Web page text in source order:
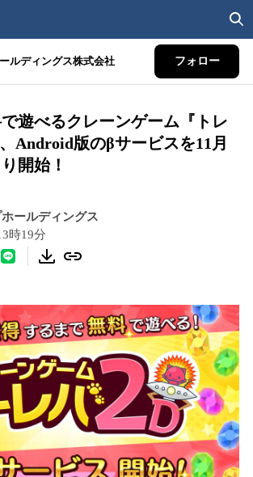
ルディングス株式会社 フォロー
遊べるクレーンゲーム『トレ
Android版のβサービスを11月
開始！
ールディングス
時19分